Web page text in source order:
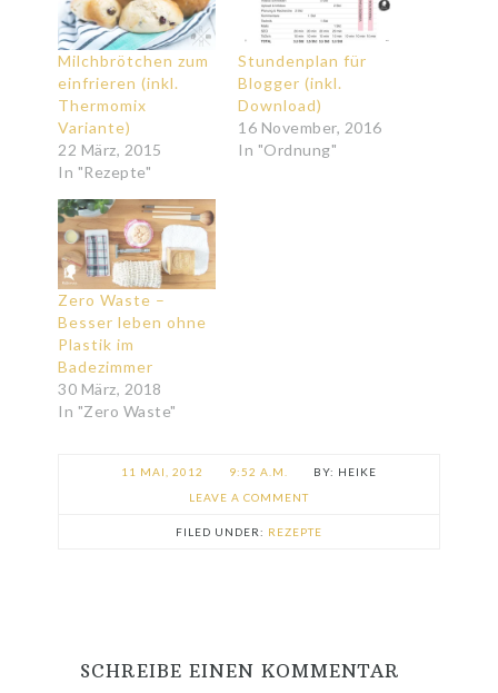
Milchbrötchen zum
einfrieren (inkl.
Thermomix
Variante)
22 März, 2015
In "Rezepte"
Stundenplan für
Blogger (inkl.
Download)
16 November, 2016
In "Ordnung"
Zero Waste –
Besser leben ohne
Plastik im
Badezimmer
30 März, 2018
In "Zero Waste"
11 MAI, 2012 9:52 A.M.
HEIKE
LEAVE A COMMENT
FILED UNDER: REZEPTE
SCHREIBE EINEN KOMMENTAR